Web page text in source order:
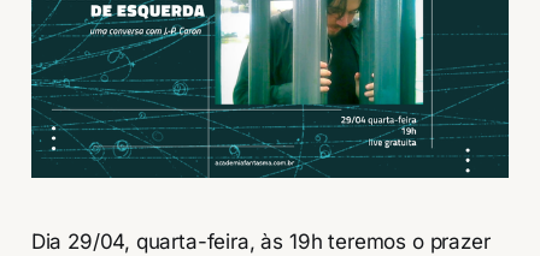
Dia 29/04, quarta-feira, às 19h teremos o prazer